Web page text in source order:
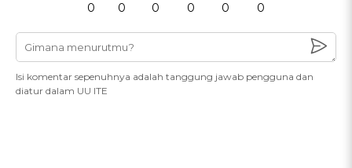
0 0 0 0 0 0
Isi komentar sepenuhnya adalah tanggung jawab pengguna dan
diatur dalam UU ITE